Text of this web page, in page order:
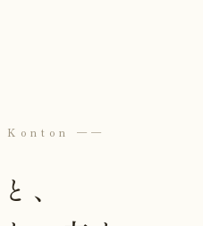
Konton ──
、